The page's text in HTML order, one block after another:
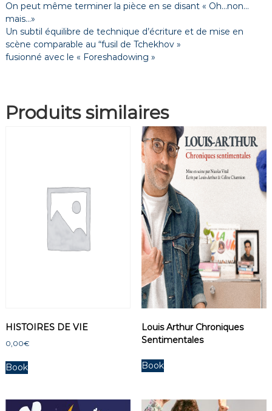
On peut même terminer la pièce en se disant « Oh…non…
mais…»
Un subtil équilibre de technique d’écriture et de mise en
scène comparable au “fusil de Tchekhov »
fusionné avec le « Foreshadowing »
Produits similaires
HISTOIRES DE VIE
0,00€
Book
Louis Arthur Chroniques
Sentimentales
Book